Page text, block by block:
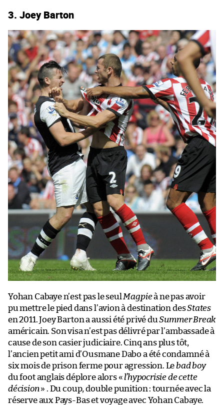
3. Joey Barton
Yohan Cabaye n’est pas le seul Magpieà ne pas avoir
pu mettre le pied dans l’avion à destination desStates
en 2011. Joey Barton a aussi été privé duSummer Break
américain. Son visa n’est pas délivré par l’ambassade à
cause de son casier judiciaire. Cinq ans plus tôt,
l’ancien petit ami d’Ousmane Dabo a été condamné à
six mois de prison ferme pour agression. Le bad boy
du foot anglais déplore alors « l’hypocrisie de cette
décision» . Du coup, double punition : tournée avec la
réserve aux Pays-Bas et voyage avec Yohan Cabaye.